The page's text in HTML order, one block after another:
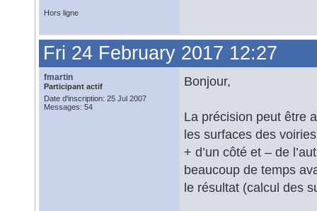
Hors ligne
Fri 24 February 2017 12:27
fmartin
Participant actif
Date d'inscription: 25 Jul 2007
Messages: 54
Bonjour,
La précision peut être
les surfaces des
+ d’un côté et – de
beaucoup de temps
le résultat (calcul des